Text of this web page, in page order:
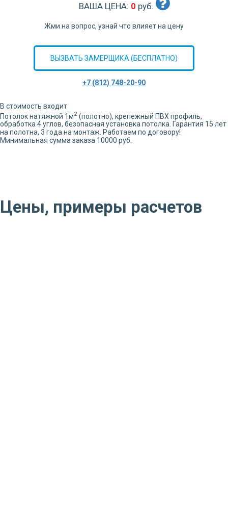
ВАША ЦЕНА: 0 руб.
Жми на вопрос, узнай что влияет на цену
ВЫЗВАТЬ ЗАМЕРЩИКА (БЕСПЛАТНО)
+7 (812) 748-20-90
В стоимость входит
Потолок натяжной 1м2 (полотно), крепежный ПВХ профиль,
обработка4углов, безопасная установка потолка. Гарантия 15 лет
на полотна, 3 года на монтаж. Работаем по договору!
Минимальная сумма заказа 10000 руб.
Цены, примеры расчетов